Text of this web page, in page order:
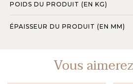
POIDS DU PRODUIT (EN KG)
ÉPAISSEUR DU PRODUIT (EN MM)
Vous